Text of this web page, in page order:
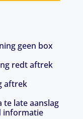
geen box
redt aftrek
aftrek
te late aanslag
informatie